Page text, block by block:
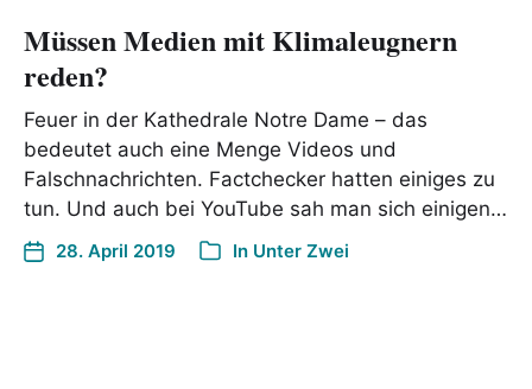
Müssen Medien mit Klimaleugnern
reden?
Feuer in der Kathedrale Notre Dame – das
bedeutet auch eine Menge Videos und
Falschnachrichten. Factchecker hatten einiges zu
tun. Und auch bei YouTube sah man sich einigen…
28. April 2019 In Unter Zwei